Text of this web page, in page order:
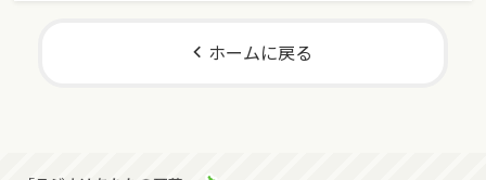
ホームに戻る